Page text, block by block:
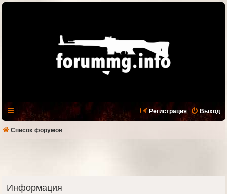
Выход
Регистрация
Список форумов
Информация